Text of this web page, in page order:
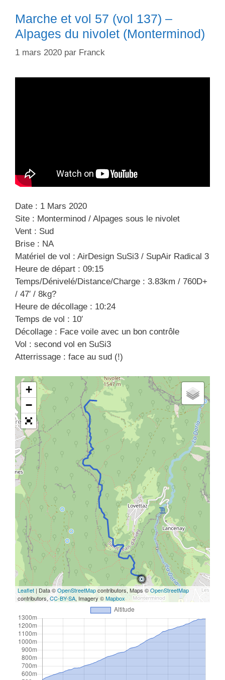
i
e
t
t
Marche et vol 57 (vol 137) –
Alpages du nivolet (Monterminod)
1 mars 2020 par Franck
Date : 1 Mars 2020
Site : Monterminod / Alpages sous le nivolet
Vent : Sud
Brise : NA
Matériel de vol : AirDesign SuSi3 / SupAir Radical 3
Heure de départ : 09:15
Temps/Dénivelé/Distance/Charge : 3.83km / 760D+
/ 47′ / 8kg?
Heure de décollage : 10:24
Temps de vol : 10′
Décollage : Face voile avec un bon contrôle
Vol : second vol en SuSi3
Atterrissage : face au sud (!)
+
−
Leaflet | Data ©OpenStreetMapcontributors, Maps ©OpenStreetMap
contributors,CC-BY-SA, Imagery ©Mapbox